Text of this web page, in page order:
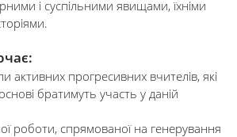
і суспільними явищами, їхніми
активних прогресивних вчителів, які
братимуть участь у даній
роботи, спрямованої на генерування